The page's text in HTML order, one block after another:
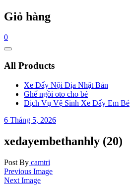
Giỏ hàng
0
Catalog
All Products
Xe Đẩy Nội Địa Nhật Bản
Ghế ngồi oto cho bé
Dịch Vụ Vệ Sinh Xe Đẩy Em Bé
6 Tháng 5, 2026
xedayembethanhly (20)
Post By camtri
Previous Image
Next Image